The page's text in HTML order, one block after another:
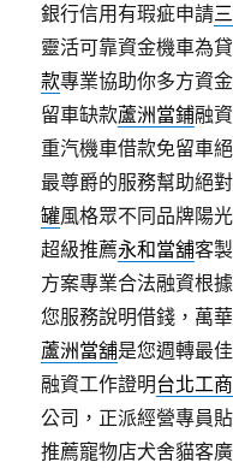
銀行信用有瑕疵申請
靈活可靠資金機車為
款專業協助你多方資
留車缺款蘆洲當鋪融
重汽機車借款免留車
最尊爵的服務幫助絕
罐風格眾不同品牌陽
超級推薦永和當舖客
方案專業合法融資根
您服務說明借錢，萬
蘆洲當舖是您週轉最
融資工作證明台北工
公司，正派經營專員
推薦寵物店犬舍貓客